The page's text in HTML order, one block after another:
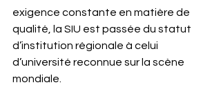
exigence constante en matière de
qualité, la SIU est passée du statut
d’institution régionale à celui
d’université reconnue sur la scène
mondiale.